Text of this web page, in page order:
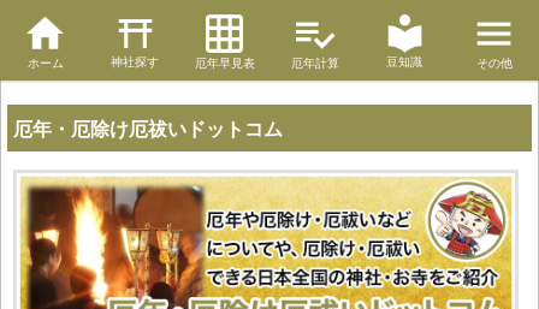
ホーム 神社探す 厄年早見表 厄年計算 豆知識 その他
厄年・厄除け厄祓いドットコム